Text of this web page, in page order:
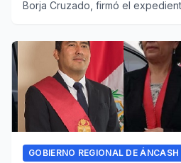
Borja Cruzado, firmó el
GOBIERNO REGIONAL DE ÁNCASH